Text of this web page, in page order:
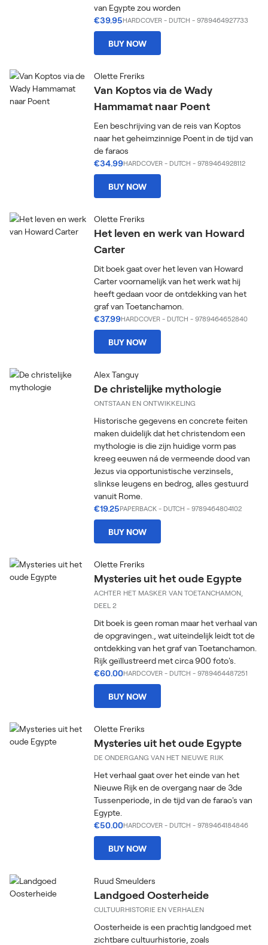
van Egypte zou worden
€39.95HARDCOVER - DUTCH - 9789464927733
BUY NOW
Olette Freriks
Van Koptos via de Wady
Hammamat naar Poent
Een beschrijving van de reis van Koptos
naar het geheimzinnige Poent in de tijd van
de faraos
€34.99HARDCOVER - DUTCH - 9789464928112
BUY NOW
Olette Freriks
Het leven en werk van Howard
Carter
Dit boek gaat over het leven van Howard
Carter voornamelijk van het werk wat hij
heeft gedaan voor de ontdekking van het
graf van Toetanchamon.
€37.99HARDCOVER - DUTCH - 9789464652840
BUY NOW
Alex Tanguy
De christelijke mythologie
ONTSTAAN EN ONTWIKKELING
Historische gegevens en concrete feiten
maken duidelijk dat het christendom een
mythologie is die zijn huidige vorm pas
kreeg eeuwen ná de vermeende dood van
Jezus via opportunistische verzinsels,
slinkse leugens en bedrog, alles gestuurd
vanuit Rome.
€19.25PAPERBACK - DUTCH - 9789464804102
BUY NOW
Olette Freriks
Mysteries uit het oude Egypte
ACHTER HET MASKER VAN TOETANCHAMON,
DEEL 2
Dit boek is geen roman maar het verhaal van
de opgravingen., wat uiteindelijk leidt tot de
ontdekking van het graf van Toetanchamon.
Rijk geïllustreerd met circa 900 foto's.
€60.00HARDCOVER - DUTCH - 9789464487251
BUY NOW
Olette Freriks
Mysteries uit het oude Egypte
DE ONDERGANG VAN HET NIEUWE RIJK
Het verhaal gaat over het einde van het
Nieuwe Rijk en de overgang naar de 3de
Tussenperiode, in de tijd van de farao's van
Egypte.
€50.00HARDCOVER - DUTCH - 9789464184846
BUY NOW
Ruud Smeulders
Landgoed Oosterheide
CULTUURHISTORIE EN VERHALEN
Oosterheide is een prachtig landgoed met
zichtbare cultuurhistorie, zoals